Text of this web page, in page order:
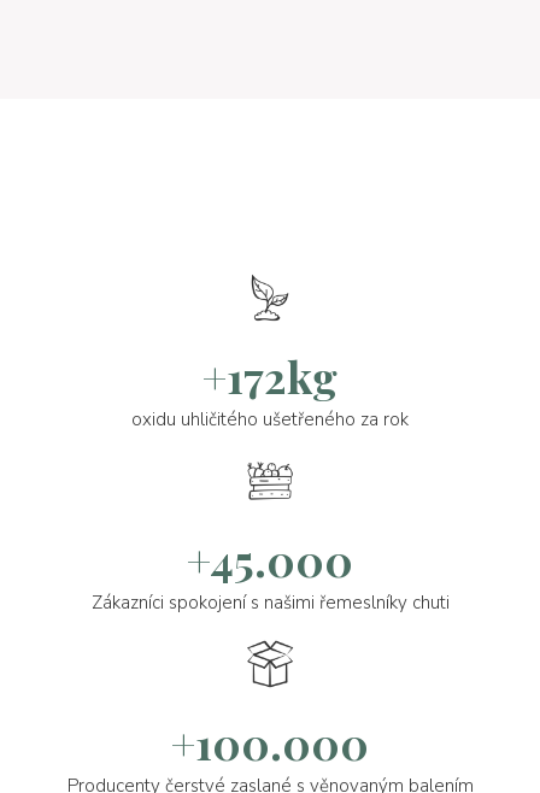
+172kg
oxidu uhličitého ušetřeného za rok
+45.000
Zákazníci spokojení s našimi řemeslníky chuti
+100.000
Producenty čerstvé zaslané s věnovaným balením